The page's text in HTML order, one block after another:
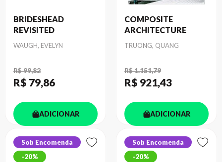
BRIDESHEAD
REVISITED
Autor
WAUGH, EVELYN
R$ 99,82
R$ 79,86
ADICIONAR
COMPOSITE
ARCHITECTURE
Autor
TRUONG, QUANG
R$ 1.151,79
R$ 921,43
ADICIONAR
Sob Encomenda
20%
Sob Encomenda
20%